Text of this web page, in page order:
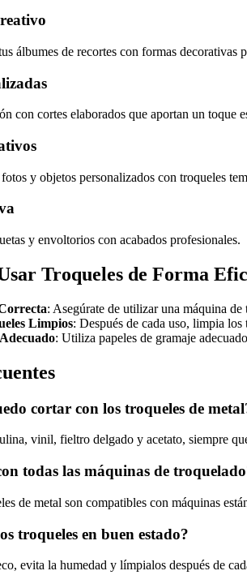
álbumes de recortes con formas decorativas
con cortes elaborados que aportan un toque
y objetos personalizados con troqueles
y envoltorios con acabados profesionales.
Troqueles de Forma
: Asegúrate de utilizar una máquina
Limpios: Después de cada uso, limpia
: Utiliza papeles de gramaje
cortar con los troqueles de
vinil, fieltro delgado y acetato, siempre
todas las máquinas de
de metal son compatibles con máquinas
troqueles en buen estado?
evita la humedad y límpialos después de